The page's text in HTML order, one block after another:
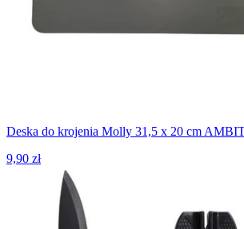
Deska do krojenia Molly 31,5 x 20 cm
9,90 zł